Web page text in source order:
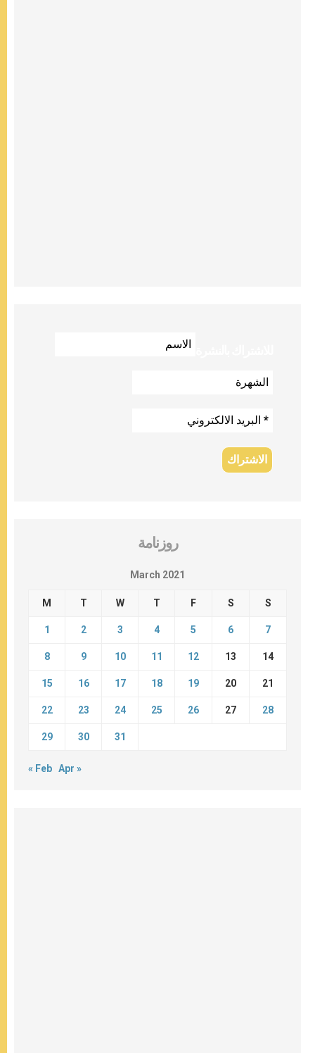
روزنامة
March 2021
M T W T F S S
1 2 3 4 5 6 7
8 9 10 11 12 13 14
15 16 17 18 19 20 21
22 23 24 25 26 27 28
29 30 31
« Feb Apr »